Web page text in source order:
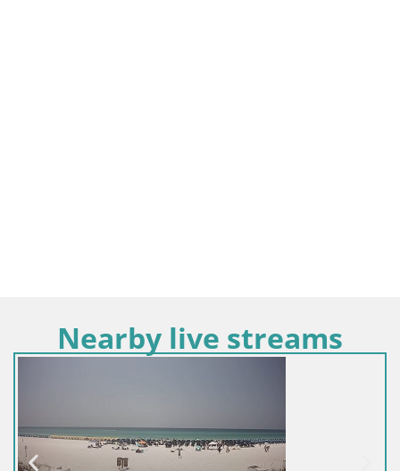
Nearby live streams